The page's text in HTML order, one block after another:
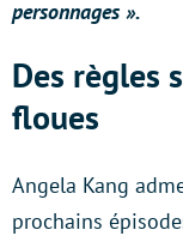
personnages ».
Des règles
floues
Angela Kang
prochains